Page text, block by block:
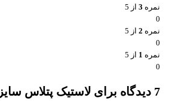
نمره 3 از 5
0
نمره 2 از 5
0
نمره 1 از 5
0
7 دیدگاه برای لاستیک پتلاس سایز 225/65R16 مدل Full Power PT825 Plus